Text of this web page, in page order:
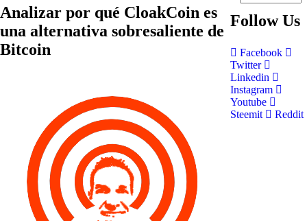
Analizar por qué CloakCoin es
una alternativa sobresaliente de
Bitcoin
Follow Us
Facebook
Twitter
Linkedin
Instagram
Youtube
Steemit
Reddit